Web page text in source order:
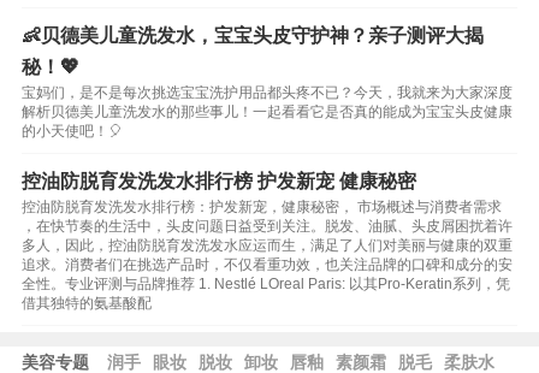
👶贝德美儿童洗发水，宝宝头皮守护神？亲子测评大揭
秘！💖
宝妈们，是不是每次挑选宝宝洗护用品都头疼不已？今天，我就来为大家深度
解析贝德美儿童洗发水的那些事儿！一起看看它是否真的能成为宝宝头皮健康
的小天使吧！🎈
控油防脱育发洗发水排行榜 护发新宠 健康秘密
控油防脱育发洗发水排行榜：护发新宠，健康秘密， 市场概述与消费者需求
，在快节奏的生活中，头皮问题日益受到关注。脱发、油腻、头皮屑困扰着许
多人，因此，控油防脱育发洗发水应运而生，满足了人们对美丽与健康的双重
追求。消费者们在挑选产品时，不仅看重功效，也关注品牌的口碑和成分的安
全性。专业评测与品牌推荐 1. Nestlé LOreal Paris: 以其Pro-Keratin系列，凭
借其独特的氨基酸配
美容专题 润手 眼妆 脱妆 卸妆 唇釉 素颜霜 脱毛
柔肤水